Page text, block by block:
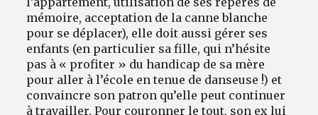
mémoire, acceptation de la canne blanche
pour se déplacer), elle doit aussi gérer ses
enfants (en particulier sa fille, qui n’hésite
pas à « profiter » du handicap de sa mère
pour aller à l’école en tenue de danseuse !) et
convaincre son patron qu’elle peut continuer
à travailler. Pour couronner le tout, son ex lui